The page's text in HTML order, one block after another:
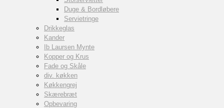
Duge & Bordløbere
Servietringe
Drikkeglas
Kander
Ib Laursen Mynte
Kopper og Krus
Fade og Skåle
div. køkken
Køkkengrej
Skærebræt
Opbevaring